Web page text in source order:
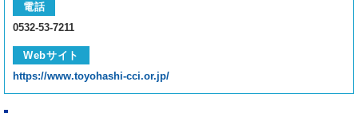
電話
0532-53-7211
Webサイト
https://www.toyohashi-cci.or.jp/